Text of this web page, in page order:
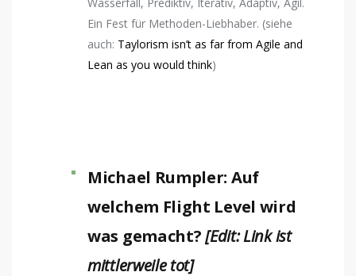
Ein Fest für Methoden-Liebhaber. (siehe
auch: Taylorism isn’t as far from Agile and
Lean as you would think)
Michael Rumpler: Auf
welchem Flight Level wird
was gemacht?[Edit: Link ist
mittlerweile tot]